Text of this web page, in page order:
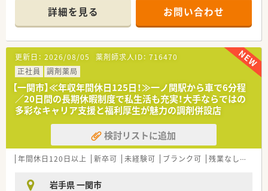
から幅広く応需しています。
■薬剤師は常勤と非常勤を合わせて5名体制で、事務スタッフも
4名在籍し協力しています。
【募集背景と求める人物像について】
■地域医療への貢献度を高めるための増員募集であり、現在非常
に温度感を高く採用中です。
■即戦力となる経験者はもちろん、意欲的に業務に取り組める方
を幅広く歓迎しております。
■チームワークを大切にし、周囲とコミュニケーションを取りな
がら業務を進められる方です。
【法人特徴について】
■東北地方を中心にドラッグストアや調剤薬局を350店舗以上
チェーン展開している企業です。
安心して就業いただけます。
詳細を見る お問い合わせ
更新日： 2026/08/05 薬剤師求人ID： 716470
正社員
調剤薬局
【一関市】≪年収年間休日125日！≫一ノ関駅から車で6分程
／20日間の長期休暇制度で私生活も充実！大手ならではの
多彩なキャリア支援と福利厚生が魅力の調剤併設店
検討リストに追加
年間休日120日以上 新卒可 未経験可 ブランク可 残業なし(ほぼなし含む)
岩手県 一関市